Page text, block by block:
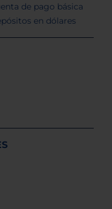
de pago básica
en dólares